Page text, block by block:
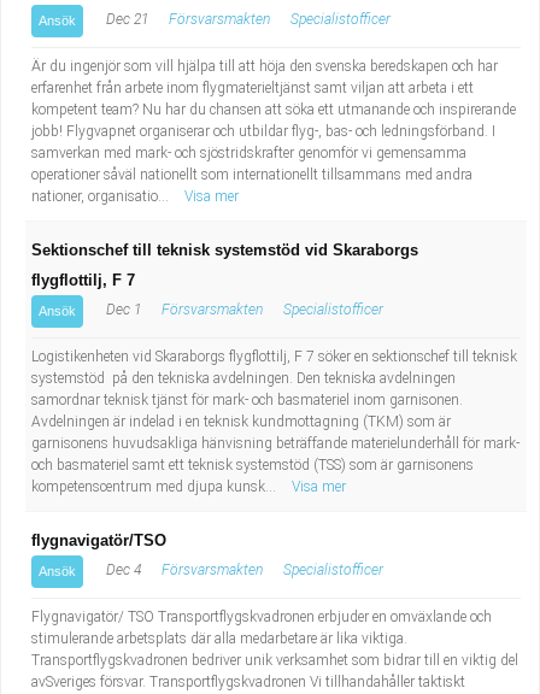
Ansök Dec 21 Försvarsmakten Specialistofficer
Är du ingenjör som vill hjälpa till att höja den svenska beredskapen och har
erfarenhet från arbete inom flygmaterieltjänst samt viljan att arbeta i ett
kompetent team? Nu har du chansen att söka ett utmanande och inspirerande
jobb! Flygvapnet organiserar och utbildar flyg-, bas- och ledningsförband. I
samverkan med mark- och sjöstridskrafter genomför vi gemensamma
operationer såväl nationellt som internationellt tillsammans med andra
nationer, organisatio...
Visa mer
Sektionschef till teknisk systemstöd vid Skaraborgs
flygflottilj, F 7
Ansök Dec 1 Försvarsmakten Specialistofficer
Logistikenheten vid Skaraborgs flygflottilj, F 7 söker en sektionschef till teknisk
systemstöd på den tekniska avdelningen. Den tekniska avdelningen
samordnar teknisk tjänst för mark- och basmateriel inom garnisonen.
Avdelningen är indelad i en teknisk kundmottagning (TKM) som är
garnisonens huvudsakliga hänvisning beträffande materielunderhåll för mark-
och basmateriel samt ett teknisk systemstöd (TSS) som är garnisonens
kompetenscentrum med djupa kunsk...
Visa mer
flygnavigatör/TSO
Ansök Dec 4 Försvarsmakten Specialistofficer
Flygnavigatör/ TSO Transportflygskvadronen erbjuder en omväxlande och
stimulerande arbetsplats där alla medarbetare är lika viktiga.
Transportflygskvadronen bedriver unik verksamhet som bidrar till en viktig del
avSveriges försvar. Transportflygskvadronen Vi tillhandahåller taktiskt